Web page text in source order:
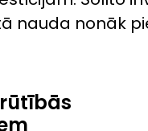
nauda nonāk